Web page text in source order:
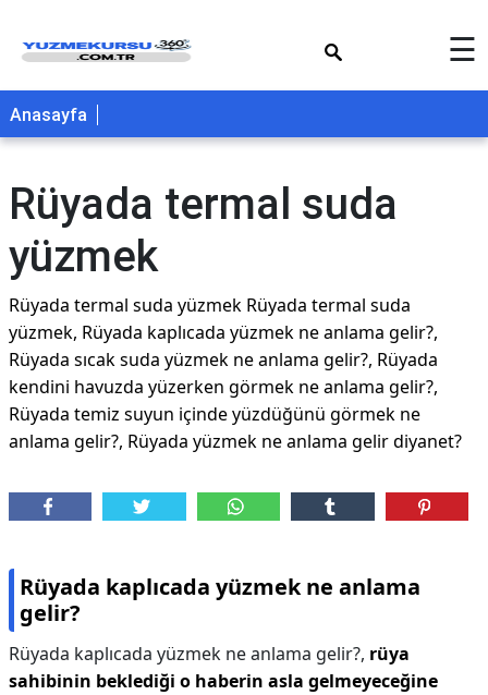
☰
Anasayfa
Rüyada termal suda
yüzmek
Rüyada termal suda yüzmek Rüyada termal suda
yüzmek, Rüyada kaplıcada yüzmek ne anlama gelir?,
Rüyada sıcak suda yüzmek ne anlama gelir?, Rüyada
kendini havuzda yüzerken görmek ne anlama gelir?,
Rüyada temiz suyun içinde yüzdüğünü görmek ne
anlama gelir?, Rüyada yüzmek ne anlama gelir diyanet?
Rüyada kaplıcada yüzmek ne anlama
gelir?
Rüyada kaplıcada yüzmek ne anlama gelir?, rüya
sahibinin beklediği o haberin asla gelmeyeceğine